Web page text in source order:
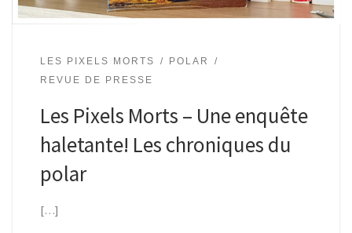
LES PIXELS MORTS
POLAR
REVUE DE PRESSE
Les Pixels Morts – Une enquête
haletante! Les chroniques du
polar
[…]